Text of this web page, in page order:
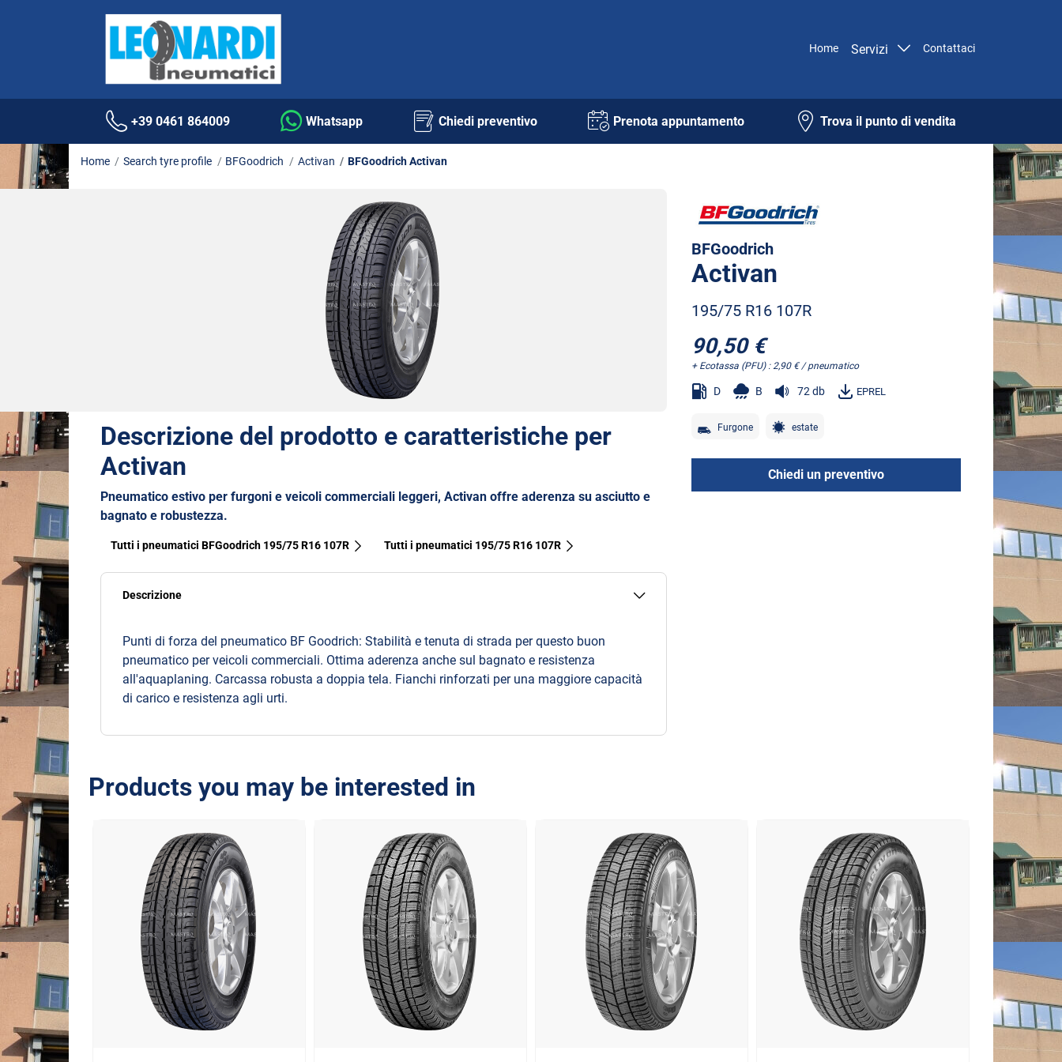
Home Servizi Contattaci
+39 0461 864009 Whatsapp Chiedi preventivo Prenota appuntamento Trova il punto di vendita
Home Search tyre profile BFGoodrich Activan BFGoodrich Activan
Descrizione del prodotto e caratteristiche per
Activan
Pneumatico estivo per furgoni e veicoli commerciali leggeri, Activan offre aderenza su asciutto e
bagnato e robustezza.
Tutti i pneumatici BFGoodrich 195/75 R16 107R Tutti i pneumatici‎ 195/75 R16 107R
Descrizione
Punti di forza del pneumatico BF Goodrich: Stabilità e tenuta di strada per questo buon
pneumatico per veicoli commerciali. Ottima aderenza anche sul bagnato e resistenza
all'aquaplaning. Carcassa robusta a doppia tela. Fianchi rinforzati per una maggiore capacità
di carico e resistenza agli urti.
BFGoodrich
Activan
195/75 R16 107R
90,50 €
+ Ecotassa (PFU) : 2,90 € / pneumatico
D B 72 db EPREL
Furgone estate
Chiedi un preventivo
Products you may be interested in